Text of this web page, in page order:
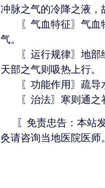
冲脉之气的冷降之液
〖气血特征〗气血
气。
〖运行规律〗地部
天部之气则吸热上行。
〖功能作用〗疏导
〖治法〗寒则通之
〖免责忠告：本站
灸请咨询当地医院医师